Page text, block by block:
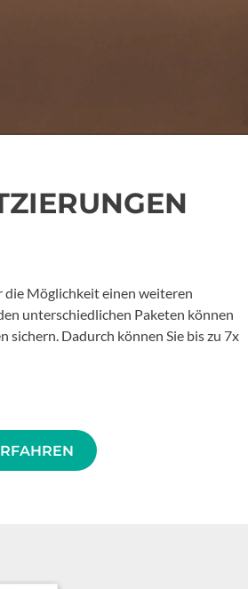
die Möglichkeit einen weiteren
unterschiedlichen Paketen können
sichern. Dadurch können Sie bis zu 7x